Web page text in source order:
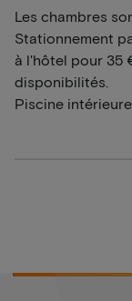
Les chambres
Stationnement
à l'hôtel pour 35
disponibilités.
Piscine intérieure